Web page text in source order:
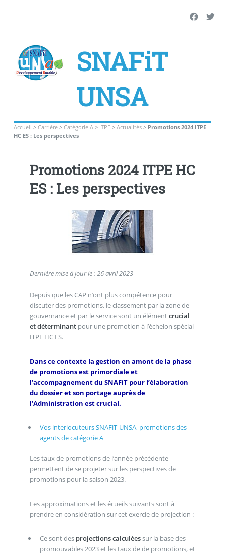
SNAFiT
UNSA
Accueil > Carrière> Catégorie A> ITPE> Actualités> Promotions 2024 ITPE
HC ES : Les perspectives
Promotions 2024 ITPE HC
ES : Les perspectives
Dernière mise à jour le : 26 avril 2023
Depuis que les CAP n’ont plus compétence pour
discuter des promotions, le classement par la zone de
gouvernance et par le service sont un élémentcrucial
et déterminant pour une promotion à l’échelon spécial
ITPE HC ES.
Dans ce contexte la gestion en amont de la phase
de promotions est primordiale et
l’accompagnement du SNAFiT pour l’élaboration
du dossier et son portage auprès de
l’Administration est crucial.
Vos interlocuteurs SNAFiT-UNSA, promotions des
agents de catégorie A
Les taux de promotions de l’année précédente
permettent de se projeter sur les perspectives de
promotions pour la saison 2023.
Les approximations et les écueils suivants sont à
prendre en considération sur cet exercie de projection :
Ce sont des projections calculéessur la base des
promouvables 2023 et les taux de de promotions, et